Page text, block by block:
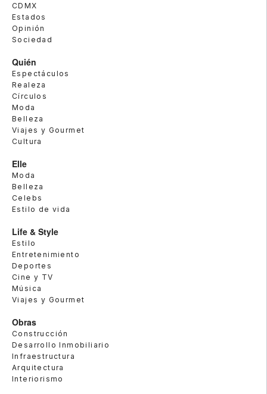
CDMX
Estados
Opinión
Sociedad
Quién
Espectáculos
Realeza
Círculos
Moda
Belleza
Viajes y Gourmet
Cultura
Elle
Moda
Belleza
Celebs
Estilo de vida
Life & Style
Estilo
Entretenimiento
Deportes
Cine y TV
Música
Viajes y Gourmet
Obras
Construcción
Desarrollo Inmobiliario
Infraestructura
Arquitectura
Interiorismo